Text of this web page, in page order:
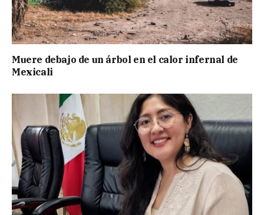
Muere debajo de un árbol en el calor infernal de
Mexicali